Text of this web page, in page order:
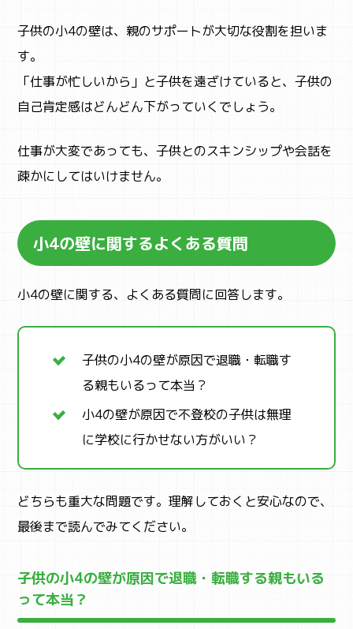
子供の小4の壁は、親のサポートが大切な役割を担いま
す。
「仕事が忙しいから」と子供を遠ざけていると、子供の
自己肯定感はどんどん下がっていくでしょう。
仕事が大変であっても、子供とのスキンシップや会話を
疎かにしてはいけません。
小4の壁に関するよくある質問
小4の壁に関する、よくある質問に回答します。
子供の小4の壁が原因で退職・転職す
る親もいるって本当？
小4の壁が原因で不登校の子供は無理
に学校に行かせない方がいい？
どちらも重大な問題です。理解しておくと安心なので、
最後まで読んでみてください。
子供の小4の壁が原因で退職・転職する親もいる
って本当？